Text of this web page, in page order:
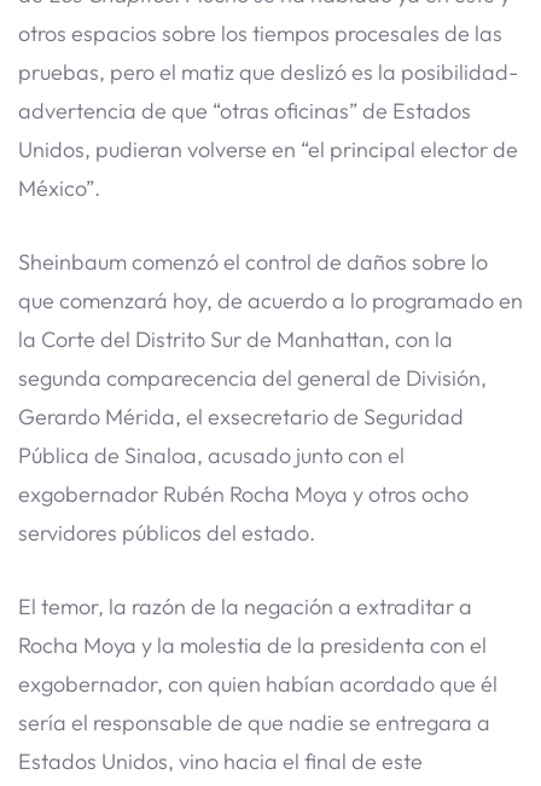
otros espacios sobre los tiempos procesales de las
pruebas, pero el matiz que deslizó es la posibilidad-
advertencia de que “otras oficinas” de Estados
Unidos, pudieran volverse en “el principal elector de
México”.
Sheinbaum comenzó el control de daños sobre lo
que comenzará hoy, de acuerdo a lo programado en
la Corte del Distrito Sur de Manhattan, con la
segunda comparecencia del general de División,
Gerardo Mérida, el exsecretario de Seguridad
Pública de Sinaloa, acusado junto con el
exgobernador Rubén Rocha Moya y otros ocho
servidores públicos del estado.
El temor, la razón de la negación a extraditar a
Rocha Moya y la molestia de la presidenta con el
exgobernador, con quien habían acordado que él
sería el responsable de que nadie se entregara a
Estados Unidos, vino hacia el final de este